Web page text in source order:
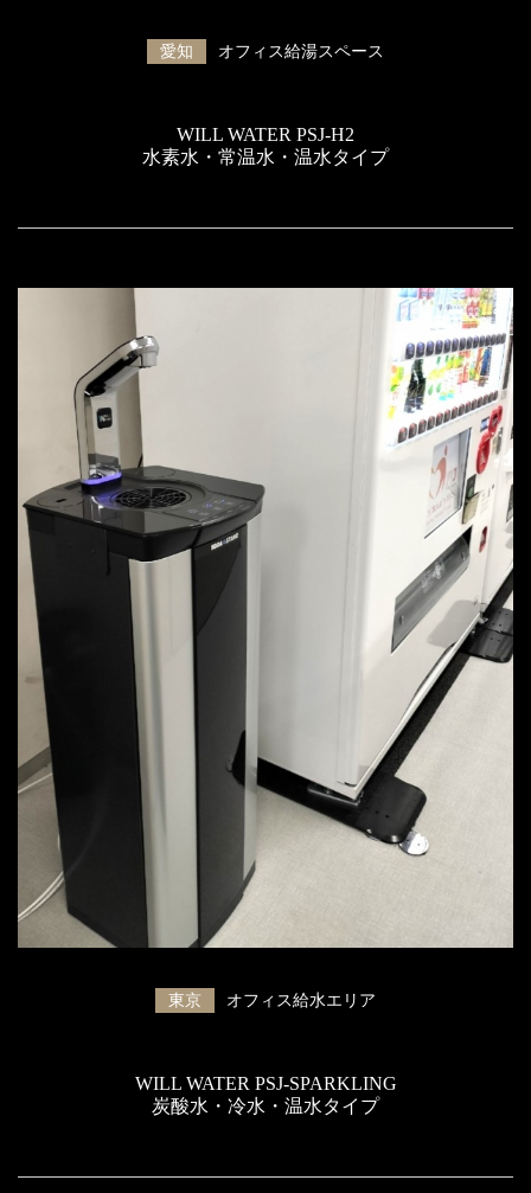
愛知 オフィス給湯スペース
WILL WATER PSJ-H2
水素水・常温水・温水タイプ
東京 オフィス給水エリア
WILL WATER PSJ-SPARKLING
炭酸水・冷水・温水タイプ